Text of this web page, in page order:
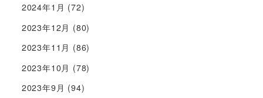
2024年1月 (72)
2023年12月 (80)
2023年11月 (86)
2023年10月 (78)
2023年9月 (94)